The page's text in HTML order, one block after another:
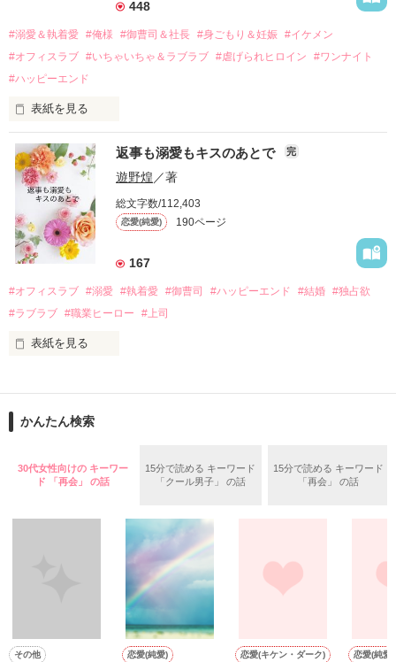
過去の傷から、二度と会いたくないと思っていた哲平に
運命のような再会を果たす。
酔った勢いで一夜を共にしてしまった。
さらに、美桜が初めてだと知った哲平は
『責任をとる、結婚しよう』と真っ直ぐに告げてきた。
戸惑う美桜とは裏腹に、好きという気持ちを隠すことなく
甘やかしてくる。
そんなある日、哲平は美桜がストーカー被害に
遭っていることを知る。
美桜を守るため、哲平は同居を提案してきて――。
夏木美桜(なつきみお)
鳴海哲平 (なるみてっぺい)
2026.6.5～2026.7.25
＊以前、公開していた話の改稿版です＊
作品を読む
448
#溺愛＆執着愛 #俺様 #御曹司＆社長 #身ごもり＆妊娠 #イケメン
#オフィスラブ #いちゃいちゃ＆ラブラブ #虐げられヒロイン
#ワンナイト
#ハッピーエンド
表紙を見る
おかしな噂を流されて前の職場でうまくいかなかった梅田美
桜は、海外で傷心旅行をしていたところ、日本人美青年と出会
い、酒の勢いもあり一夜限りの関係となる。
帰国後、美桜は新しい職場でワンナイトした美青年と再会。
なんと彼の正体は、とある財閥御曹司にも関わらず、一族を離
れて起業した新進気鋭の実業家、社内でも冷徹だと評判な社長
――御影恭司その人だったのだ――！
なぜか恭司から飼い猫の世話係を命じられた美桜は、猫の世
の関係となってしまい――？
返事も溺愛もキスのあとで 完
遊野煌 ／著
総文字数/112,403
恋愛(純愛) 190ページ
167
#オフィスラブ #溺愛 #執着愛 #御曹司 #ハッピーエンド #結婚 #独占欲
#ラブラブ #職業ヒーロー #上司
表紙を見る
ションの企画戦略室で働いている。
めた、同期で恋人の石垣守（26）がいるのだが、後輩の姫原由
いた。
守と由羅から『便利屋雛子』と馬鹿にされ、一人こっそり泣い
た上、同居まで提案してきて──？
鷹哉『宜しくな、俺の雛子』🦅
雛子『俺の……ひぃ、雛子？！！！』🐥
シゴデキで冷徹な上司が見せる素顔は、なぜか想像以上に甘く
かんたん検索
30代女性向けの キーワー
ド 「再会」 の話
15分で読める キーワード
「クール男子」 の話
15分で読める キーワード
「再会」 の話
その他 恋愛(純愛) 恋愛(キケン・ダーク) 恋愛(純愛)